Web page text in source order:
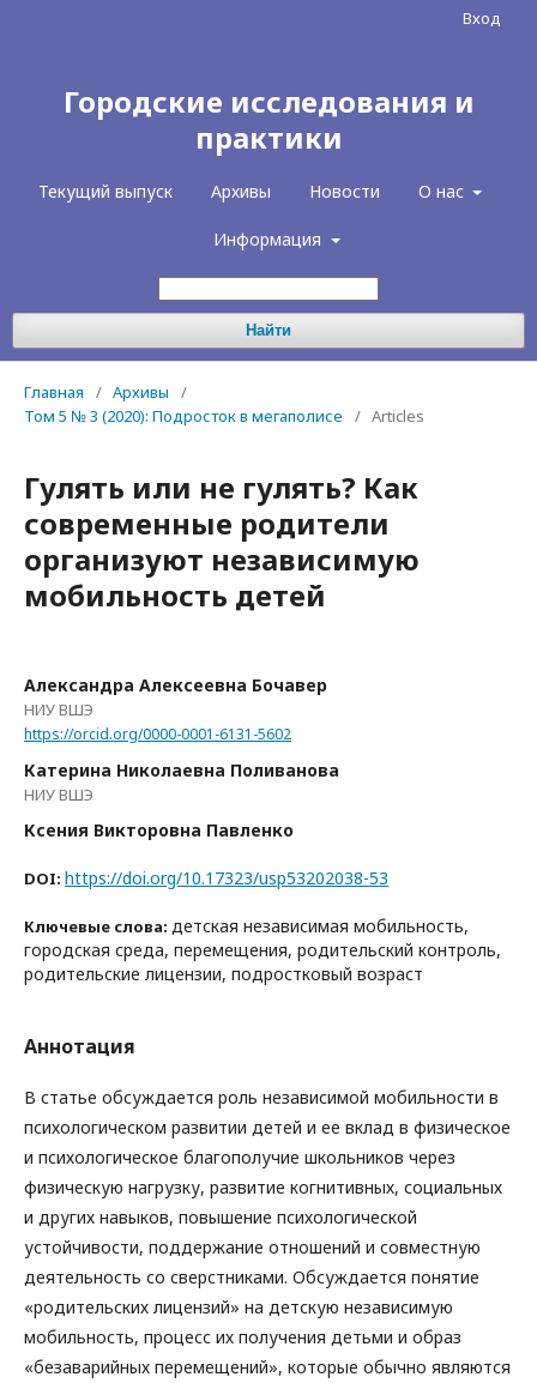
Городские исследования и
практики
Текущий выпуск Архивы Новости О нас
Информация
Найти
Вход
Главная / Архивы
/
Том 5 № 3 (2020): Подросток в мегаполисе
/ Articles
Гулять или не гулять? Как
современные родители
организуют независимую
мобильность детей
Александра Алексеевна Бочавер
НИУ ВШЭ
https://orcid.org/0000-0001-6131-5602
Катерина Николаевна Поливанова
НИУ ВШЭ
Ксения Викторовна Павленко
DOI: https://doi.org/10.17323/usp53202038-53
Ключевые слова: детская независимая мобильность,
городcкая среда, перемещения, родительский контроль,
родительские лицензии, подростковый возраст
Аннотация
В статье обсуждается роль независимой мобильности в
психологическом развитии детей и ее вклад в физическое
и психологическое благополучие школьников через
физическую нагрузку, развитие когнитивных, социальных
и других навыков, повышение психологической
устойчивости, поддержание отношений и совместную
деятельность со сверстниками. Обсуждается понятие
«родительских лицензий» на детскую независимую
мобильность, процесс их получения детьми и образ
«безаварийных перемещений», которые обычно являются